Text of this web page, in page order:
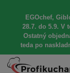
EGOchef,
28.7. do 5.9. V
Ostatný
teda po